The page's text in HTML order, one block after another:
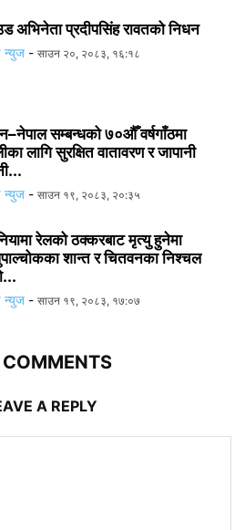
अभिनेता प्रदीपसिंह रावतको निधन
न्युज - साउन २०, २०८३, १६:१८
सम्बन्धको ७०औँ वर्षगाँठमा
लागि सुरक्षित वातावरण र जापानी
न्युज - साउन १९, २०८३, २०:३५
रेलको ठक्करबाट मृत्यु हुनेमा
शान्त र चितवनका निश्चल
न्युज - साउन १९, २०८३, १७:०७
A REPLY